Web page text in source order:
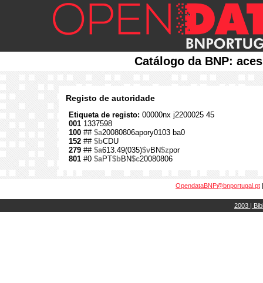
Catálogo da BNP:
Registo de autoridade
Etiqueta de registo: 00000nx j2200025 45
001 1337598
100 ## $a20080806apory0103 ba0
152 ## $bCDU
279 ## $a613.49(035)$vBN$zpor
801 #0 $aPT$bBN$c20080806
OpendataBNP@bnportugal.pt
2003 |